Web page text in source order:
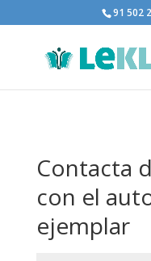
91 502
Contacta
con el
ejemplar